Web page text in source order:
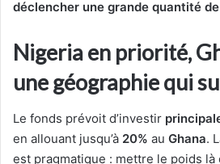
déclencher une grande quantité
Nigeria en priorité,
une géographie qui
Le fonds prévoit d’investir
en allouant jusqu’à 20% au Ghana.
est pragmatique : mettre le poids